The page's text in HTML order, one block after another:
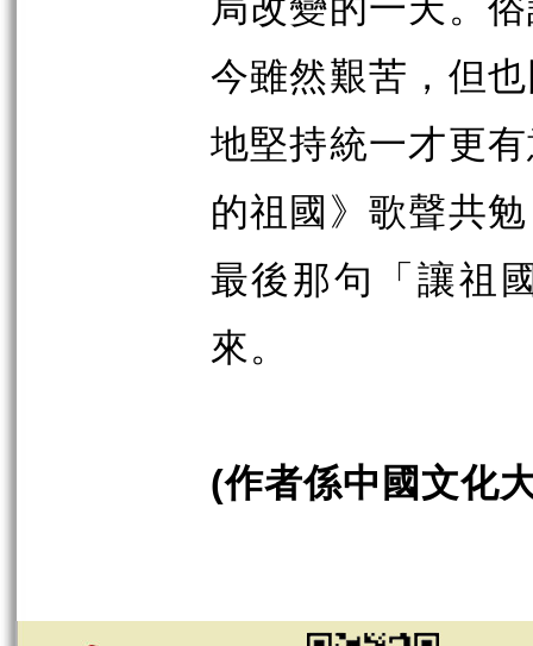
今雖然艱苦，但
地堅持統一才更
的祖國》歌聲共
最後那句「讓祖
來。
(作者係中國文化